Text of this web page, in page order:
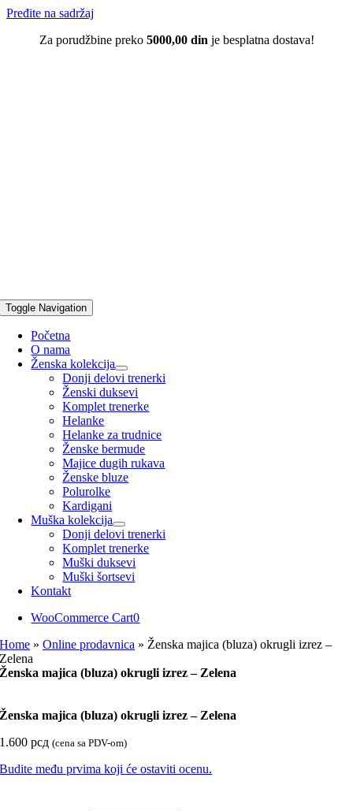
Pređite na sadržaj
Za porudžbine preko 5000,00 din je besplatna dostava!
Toggle Navigation
Početna
O nama
Ženska kolekcija
Donji delovi trenerki
Ženski duksevi
Komplet trenerke
Helanke
Helanke za trudnice
Ženske bermude
Majice dugih rukava
Ženske bluze
Polurolke
Kardigani
Muška kolekcija
Donji delovi trenerki
Komplet trenerke
Muški duksevi
Muški šortsevi
Kontakt
WooCommerce Cart0
Home »Online prodavnica » Ženska majica (bluza) okrugli izrez –
Zelena
Ženska majica (bluza) okrugli izrez – Zelena
Ženska majica (bluza) okrugli izrez – Zelena
1.600рсд (cena sa PDV-om)
Budite među prvima koji će ostaviti ocenu.